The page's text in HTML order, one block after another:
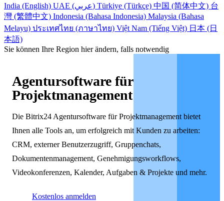
India (English)
UAE (عربي) Türkiye (Türkçe) 中国 (简体中文) 台
灣 (繁體中文) Indonesia (Bahasa Indonesia) Malaysia (Bahasa
Melayu) ประเทศไทย (ภาษาไทย) Việt Nam (Tiếng Việt) 日本 (日
本語)
Sie können Ihre Region hier ändern, falls notwendig
Agentursoftware für
Projektmanagement
Die Bitrix24 Agentursoftware für Projektmanagement bietet
Ihnen alle Tools an, um erfolgreich mit Kunden zu arbeiten:
CRM, externer Benutzerzugriff, Gruppenchats,
Dokumentenmanagement, Genehmigungsworkflows,
Videokonferenzen, Kalender, Aufgaben & Projekte und mehr.
Kostenlos anmelden